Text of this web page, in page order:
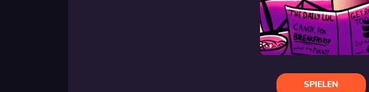
SPIELEN